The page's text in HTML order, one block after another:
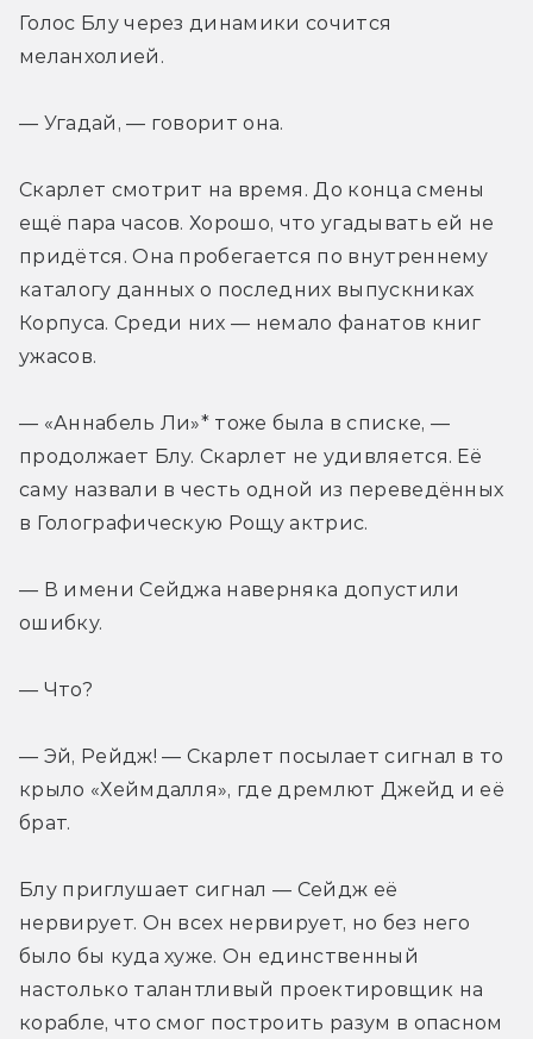
Голос Блу через динамики сочится
меланхолией.
— Угадай, — говорит она.
Скарлет смотрит на время. До конца смены
ещё пара часов. Хорошо, что угадывать ей не
придётся. Она пробегается по внутреннему
каталогу данных о последних выпускниках
Корпуса. Среди них — немало фанатов книг
ужасов.
— «Аннабель Ли»* тоже была в списке, —
продолжает Блу. Скарлет не удивляется. Её
саму назвали в честь одной из переведённых
в Голографическую Рощу актрис.
— В имени Сейджа наверняка допустили
ошибку.
— Что?
— Эй, Рейдж! — Скарлет посылает сигнал в то
крыло «Хеймдалля», где дремлют Джейд и её
брат.
Блу приглушает сигнал — Сейдж её
нервирует. Он всех нервирует, но без него
было бы куда хуже. Он единственный
настолько талантливый проектировщик на
корабле, что смог построить разум в опасном